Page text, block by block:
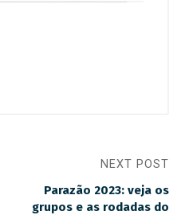
NEXT POST
Parazão 2023: veja os
grupos e as rodadas do